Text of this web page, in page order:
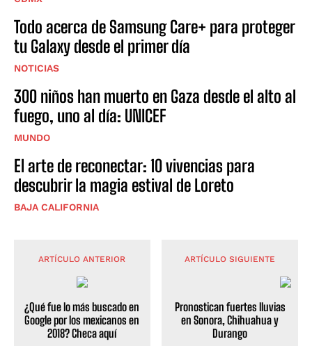
Todo acerca de Samsung Care+ para proteger
tu Galaxy desde el primer día
NOTICIAS
300 niños han muerto en Gaza desde el alto al
fuego, uno al día: UNICEF
MUNDO
El arte de reconectar: 10 vivencias para
descubrir la magia estival de Loreto
BAJA CALIFORNIA
ARTÍCULO ANTERIOR
¿Qué fue lo más buscado en
Google por los mexicanos en
2018? Checa aquí
ARTÍCULO SIGUIENTE
Pronostican fuertes lluvias
en Sonora, Chihuahua y
Durango